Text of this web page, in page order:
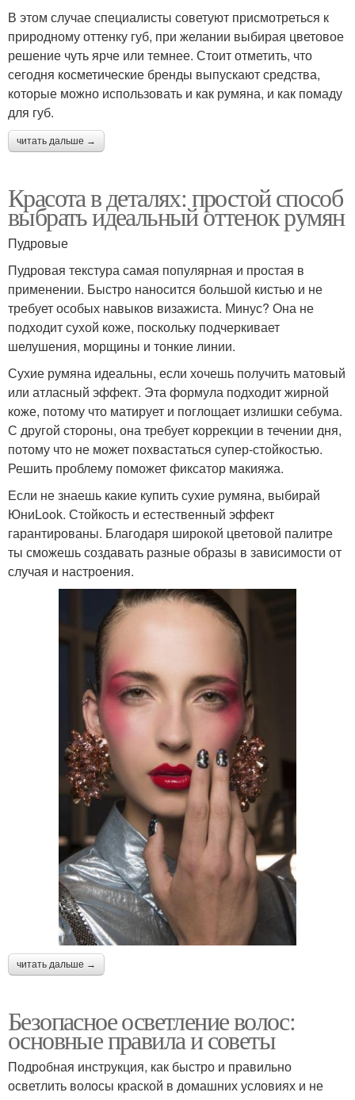
В этом случае специалисты советуют присмотреться к
природному оттенку губ, при желании выбирая цветовое
решение чуть ярче или темнее. Стоит отметить, что
сегодня косметические бренды выпускают средства,
которые можно использовать и как румяна, и как помаду
для губ.
читать дальше →
Красота в деталях: простой способ
выбрать идеальный оттенок румян
Пудровые
Пудровая текстура самая популярная и простая в
применении. Быстро наносится большой кистью и не
требует особых навыков визажиста. Минус? Она не
подходит сухой коже, поскольку подчеркивает
шелушения, морщины и тонкие линии.
Сухие румяна идеальны, если хочешь получить матовый
или атласный эффект. Эта формула подходит жирной
коже, потому что матирует и поглощает излишки себума.
С другой стороны, она требует коррекции в течении дня,
потому что не может похвастаться супер-стойкостью.
Решить проблему поможет фиксатор макияжа.
Если не знаешь какие купить сухие румяна, выбирай
ЮниLook. Стойкость и естественный эффект
гарантированы. Благодаря широкой цветовой палитре
ты сможешь создавать разные образы в зависимости от
случая и настроения.
читать дальше →
Безопасное осветление волос:
основные правила и советы
Подробная инструкция, как быстро и правильно
осветлить волосы краской в домашних условиях и не